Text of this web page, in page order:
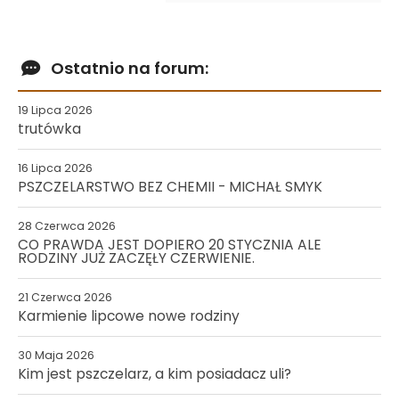
Ostatnio na forum:
19 Lipca 2026
trutówka
16 Lipca 2026
PSZCZELARSTWO BEZ CHEMII - MICHAŁ SMYK
28 Czerwca 2026
CO PRAWDA JEST DOPIERO 20 STYCZNIA ALE
RODZINY JUŻ ZACZĘŁY CZERWIENIE.
21 Czerwca 2026
Karmienie lipcowe nowe rodziny
30 Maja 2026
Kim jest pszczelarz, a kim posiadacz uli?